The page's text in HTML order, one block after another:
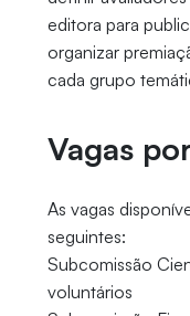
editora para
organizar
cada grupo
Vagas
As vagas
seguintes:
Subcomissão
voluntários